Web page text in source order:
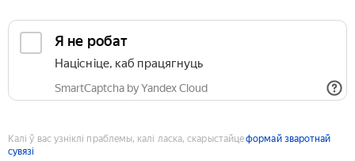
Я не робат
Націсніце, каб працягнуць
SmartCaptcha by Yandex Cloud
Калі ў вас узніклі праблемы, калі ласка, скарыстайцеформай зваротнай
сувязі